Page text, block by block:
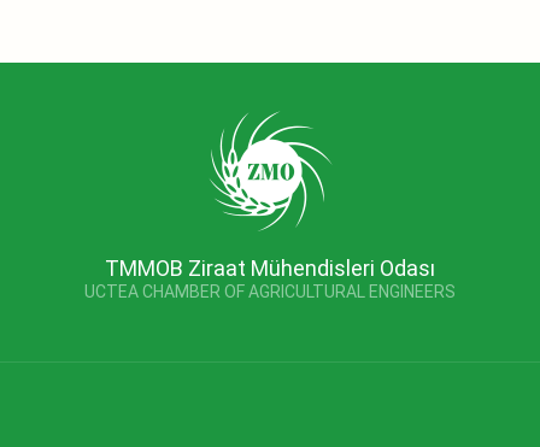
TMMOB Ziraat Mühendisleri Odası
UCTEA CHAMBER OF AGRICULTURAL ENGINEERS